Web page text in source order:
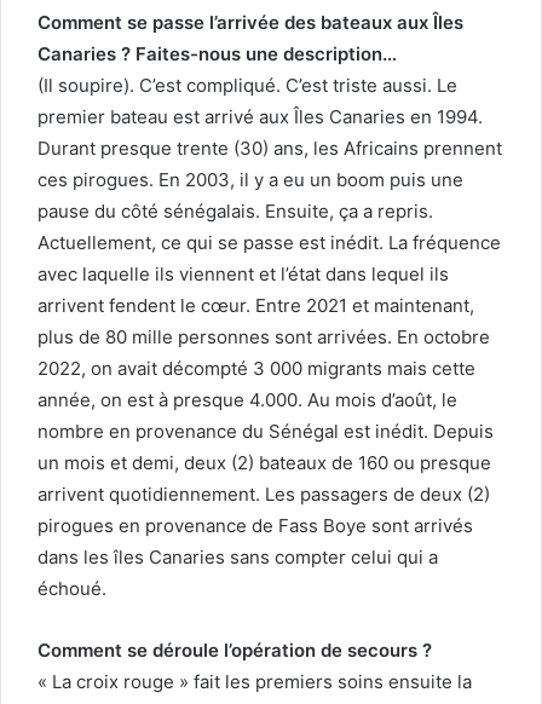
Comment se passe l’arrivée des bateaux aux Îles
Canaries ? Faites-nous une description…
(Il soupire). C’est compliqué. C’est triste aussi. Le
premier bateau est arrivé aux Îles Canaries en 1994.
Durant presque trente (30) ans, les Africains prennent
ces pirogues. En 2003, il y a eu un boom puis une
pause du côté sénégalais. Ensuite, ça a repris.
Actuellement, ce qui se passe est inédit. La fréquence
avec laquelle ils viennent et l’état dans lequel ils
arrivent fendent le cœur. Entre 2021 et maintenant,
plus de 80 mille personnes sont arrivées. En octobre
2022, on avait décompté 3 000 migrants mais cette
année, on est à presque 4.000. Au mois d’août, le
nombre en provenance du Sénégal est inédit. Depuis
un mois et demi, deux (2) bateaux de 160 ou presque
arrivent quotidiennement. Les passagers de deux (2)
pirogues en provenance de Fass Boye sont arrivés
dans les îles Canaries sans compter celui qui a
échoué.
Comment se déroule l’opération de secours ?
« La croix rouge » fait les premiers soins ensuite la